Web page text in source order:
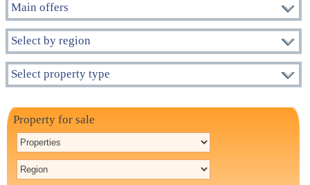
Main offers
Select by region
Select property type
Property for sale